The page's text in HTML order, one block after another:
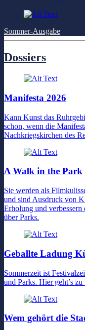
Sommer-Ausgabe
Dossiers
Manifesta 2026
Kann Kunst das
schon, wenn die
Nachkriegskirchen des
A Walk in the Park
Sie werden als
und sind Ausdruck von
Erholung und verbessern
über Parks.
Geballte Ladung
Sommerzeit ist
und Parks. Hier geht’s
Wem gehört die